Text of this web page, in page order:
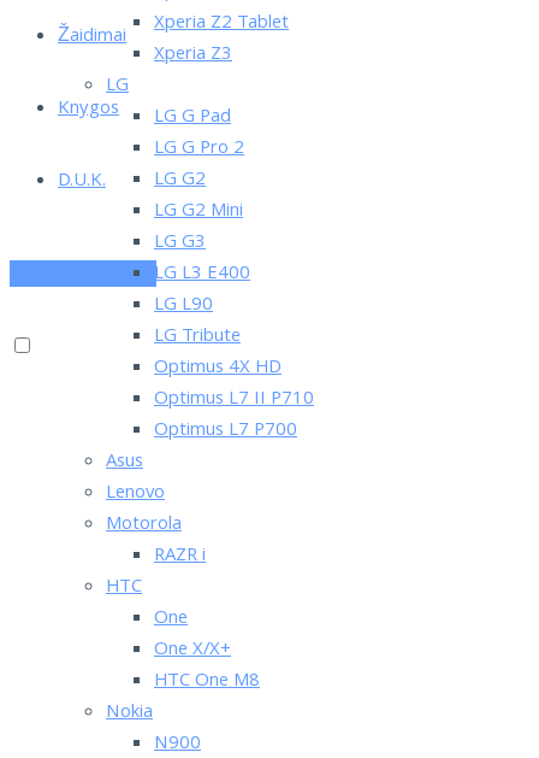
Žaidimai
Knygos
D.U.K.
PRENUMERUOK
Xperia Z2 Tablet
Xperia Z3
LG
LG G Pad
LG G Pro 2
LG G2
LG G2 Mini
LG G3
LG L3 E400
LG L90
LG Tribute
Optimus 4X HD
Optimus L7 II P710
Optimus L7 P700
Asus
Lenovo
Motorola
RAZR i
HTC
One
One X/X+
HTC One M8
Nokia
N900